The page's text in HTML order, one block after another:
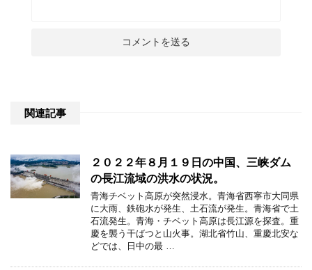
関連記事
２０２２年８月１９日の中国、三峡ダム
の長江流域の洪水の状況。
青海チベット高原が突然浸水。青海省西寧市大同県
に大雨、鉄砲水が発生、土石流が発生。青海省で土
石流発生。青海・チベット高原は長江源を探査。重
慶を襲う干ばつと山火事。湖北省竹山、重慶北安な
どでは、日中の最 …